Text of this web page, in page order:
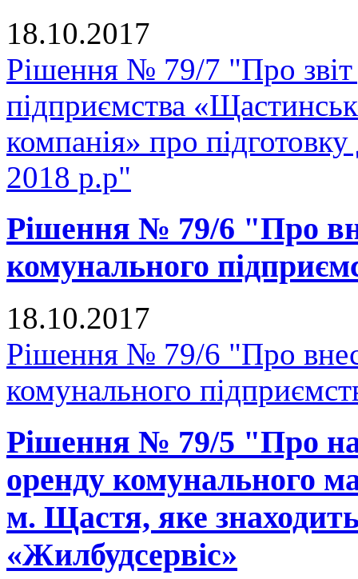
18.10.2017
Рішення № 79/7 "Про звіт
підприємства
компанія» про
2018 р.р"
Рішення № 79/6 "Про
комунального
18.10.2017
Рішення № 79/6 "Про
комунального
Рішення № 79/5 "Про
оренду комунального
м. Щастя, яке
«Жилбудсервіс»